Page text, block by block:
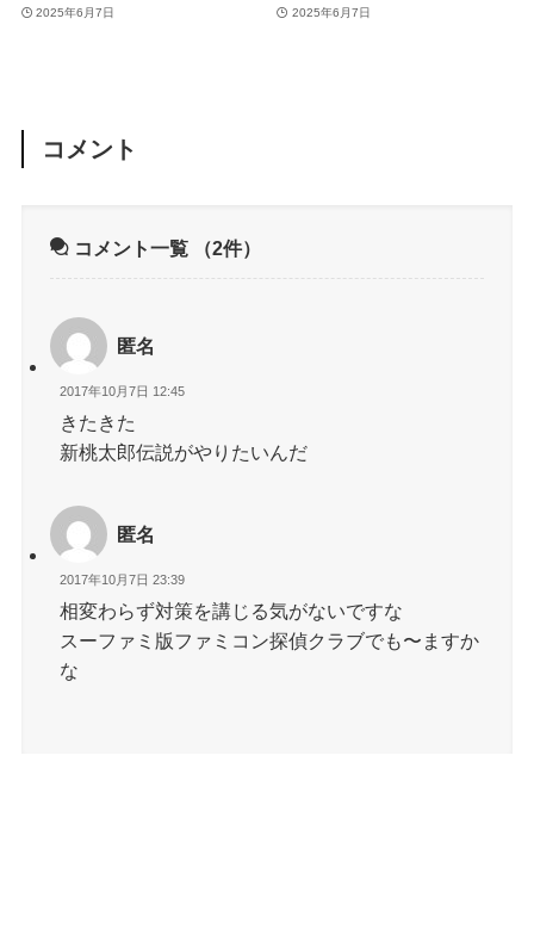
現時点での動作確認リスト
2025年6月7日
ト問題が発生する可能性あ
2025年6月7日
コメント
コメント一覧 （2件）
匿名
2017年10月7日 12:45
きたきた
新桃太郎伝説がやりたいんだ
匿名
2017年10月7日 23:39
相変わらず対策を講じる気がないですな
スーファミ版ファミコン探偵クラブでも〜ますか
な